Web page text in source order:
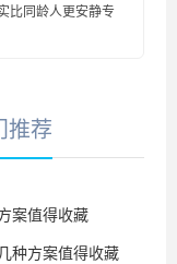
比同龄人更安静专
推荐
案值得收藏
种方案值得收藏